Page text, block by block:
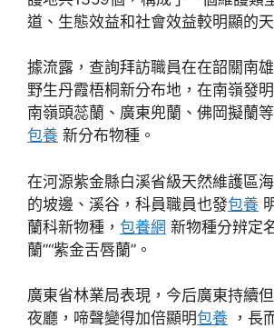
道、生態效益和社會效益較明顯的
據流露，查詢拜訪職員在在韶關南
野生丹霞梧桐新分布地，在南嶺發
南嶺頭蕊蘭、廣東兜蘭、佛岡擬蘭
包養 新分布物種。
在河源紫金縣白溪省級天然維護區
的坡邊、溪谷，科員職員也發包養
蘭科新物種， 包養網 新物種分辨定
蘭”“紫金舌唇蘭”。
廣東省林業局表現，今后廣東持續
夜廳，啼聲變得加倍顯明包養 ，長